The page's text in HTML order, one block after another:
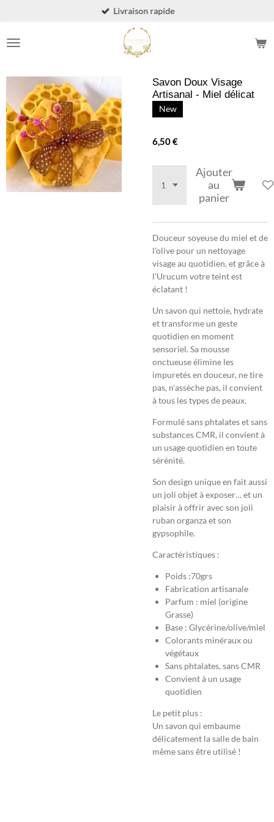
contenu
principal
Livraison rapide
Savon Doux Visage
Artisanal - Miel délicat
New
6,50 €
Ajouter
au
panier
Douceur soyeuse du miel et de
l'olive pour un nettoyage
visage au quotidien, et grâce à
l'Urucum votre teint est
éclatant !
Un savon qui nettoie, hydrate
et transforme un geste
quotidien en moment
sensoriel. Sa mousse
onctueuse élimine les
impuretés en douceur, ne tire
pas, n'assèche pas, il convient
à tous les types de peaux.
Formulé sans phtalates et sans
substances CMR, il convient à
un usage quotidien en toute
sérénité.
Son design unique en fait aussi
un joli objet à exposer… et un
plaisir à offrir avec son joli
ruban organza et son
gypsophile.
Caractéristiques :
Poids :70grs
Fabrication artisanale
Parfum : miel (origine
Grasse)
Base : Glycérine/olive/miel
Colorants minéraux ou
végétaux
Sans phtalates, sans CMR
Convient à un usage
quotidien
Le petit plus :
Un savon qui embaume
délicatement la salle de bain
même sans être utilisé !